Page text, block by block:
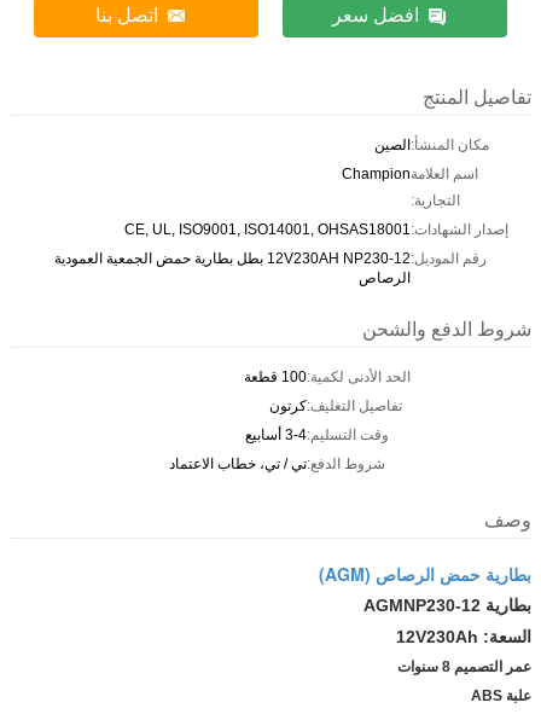
افضل سعر اتصل بنا
تفاصيل المنتج
مكان المنشأ:الصين
اسم العلامة
التجارية:
Champion
إصدار الشهادات:CE, UL, ISO9001, ISO14001, OHSAS18001
رقم الموديل:
12V230AH NP230-12 بطل بطارية حمض الجمعية العمودية
الرصاص
شروط الدفع والشحن
الحد الأدنى لكمية:100 قطعة
تفاصيل التغليف:كرتون
وقت التسليم:3-4 أسابيع
شروط الدفع:تي / تي، خطاب الاعتماد
وصف
بطارية حمض الرصاص (AGM)
بطارية AGM NP230-12
السعة: 12V230Ah
عمر التصميم 8 سنوات
علبة ABS